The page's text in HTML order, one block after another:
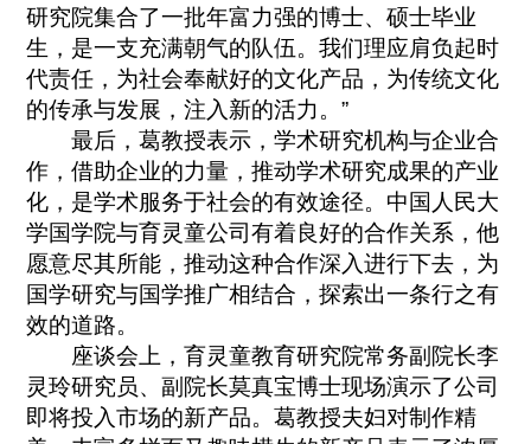
研究院集合了一批年富力强的博士、硕士毕业
生，是一支充满朝气的队伍。我们理应肩负起时
代责任，为社会奉献好的文化产品，为传统文化
的传承与发展，注入新的活力。”
最后，葛教授表示，学术研究机构与企业合
作，借助企业的力量，推动学术研究成果的产业
化，是学术服务于社会的有效途径。中国人民大
学国学院与育灵童公司有着良好的合作关系，他
愿意尽其所能，推动这种合作深入进行下去，为
国学研究与国学推广相结合，探索出一条行之有
效的道路。
座谈会上，育灵童教育研究院常务副院长李
灵玲研究员、副院长莫真宝博士现场演示了公司
即将投入市场的新产品。葛教授夫妇对制作精